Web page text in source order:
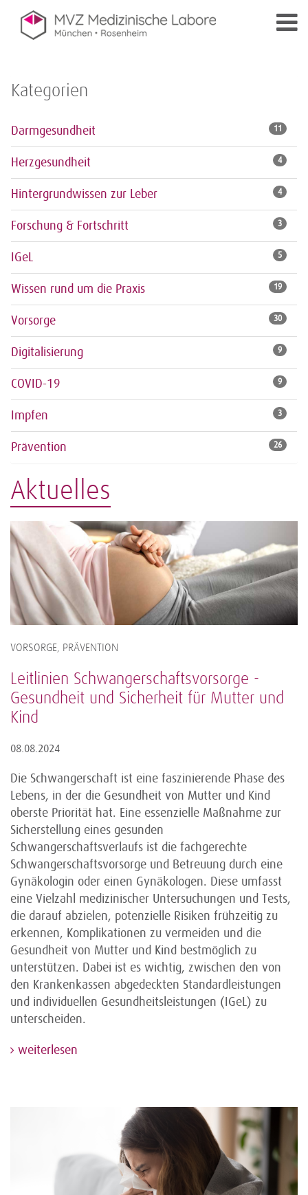
Kategorien
Darmgesundheit 11
Herzgesundheit 4
Hintergrundwissen zur Leber 4
Forschung & Fortschritt 3
IGeL 5
Wissen rund um die Praxis 19
Vorsorge 30
Digitalisierung 9
COVID-19 9
Impfen 3
Prävention 26
Aktuelles
VORSORGE, PRÄVENTION
Leitlinien Schwangerschaftsvorsorge -
Gesundheit und Sicherheit für Mutter und
Kind
08.08.2024
Die Schwangerschaft ist eine faszinierende Phase des
Lebens, in der die Gesundheit von Mutter und Kind
oberste Priorität hat. Eine essenzielle Maßnahme zur
Sicherstellung eines gesunden
Schwangerschaftsverlaufs ist die fachgerechte
Schwangerschaftsvorsorge und Betreuung durch eine
Gynäkologin oder einen Gynäkologen. Diese umfasst
eine Vielzahl medizinischer Untersuchungen und Tests,
die darauf abzielen, potenzielle Risiken frühzeitig zu
erkennen, Komplikationen zu vermeiden und die
Gesundheit von Mutter und Kind bestmöglich zu
unterstützen. Dabei ist es wichtig, zwischen den von
den Krankenkassen abgedeckten Standardleistungen
und individuellen Gesundheitsleistungen (IGeL) zu
unterscheiden.
weiterlesen